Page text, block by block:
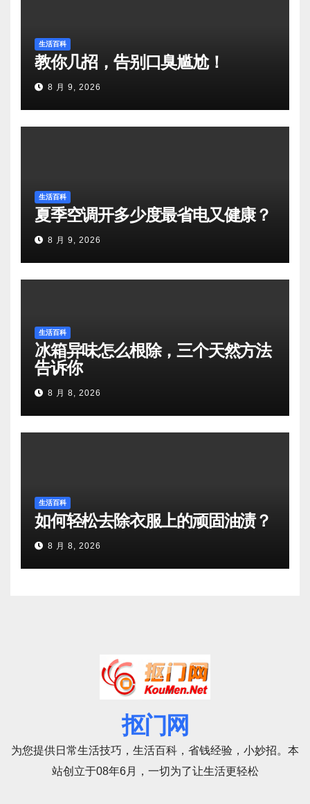
生活百科
教你几招，告别口臭尴尬！
8 月 9, 2026
生活百科
夏季空调开多少度最省电又健康？
8 月 9, 2026
生活百科
冰箱异味怎么根除，三个天然方法
告诉你
8 月 8, 2026
生活百科
如何轻松去除衣服上的顽固油渍？
8 月 8, 2026
抠门网
为您提供日常生活技巧，生活百科，省钱经验，小妙招。本
站创立于08年6月，一切为了让生活更轻松